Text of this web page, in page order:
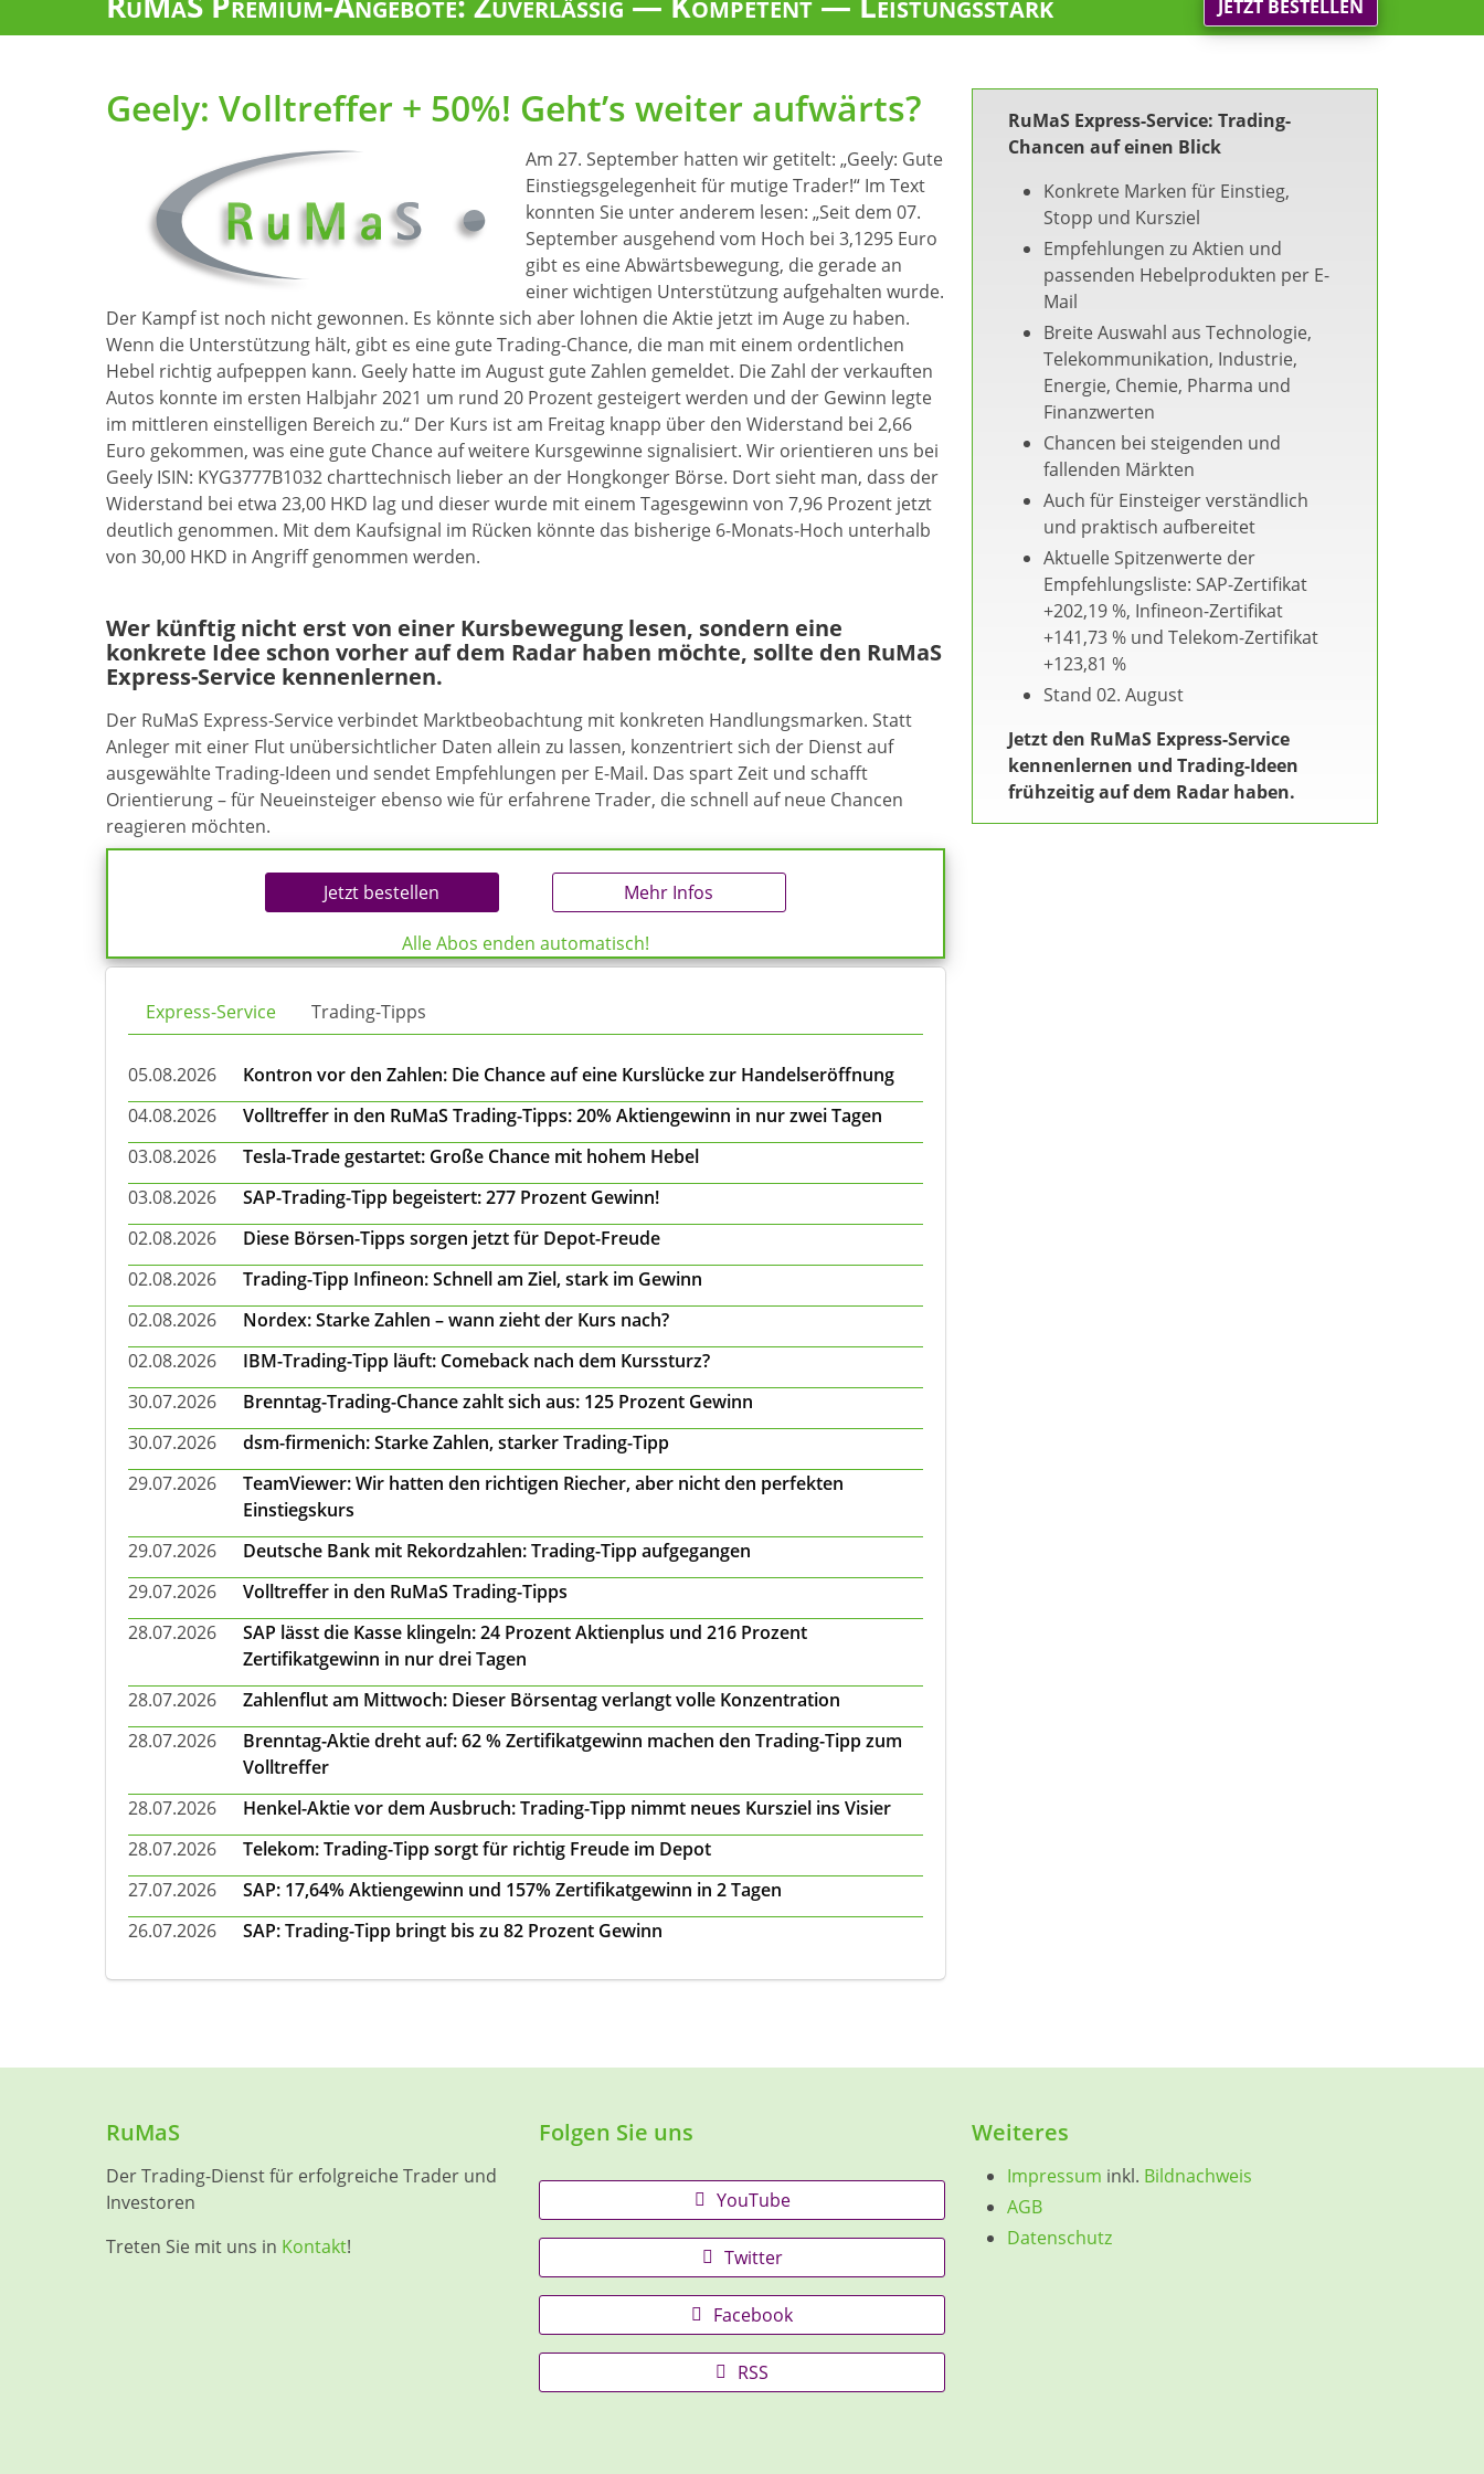
JETZT BESTELLEN
Geely: Volltreffer + 50%! Geht’s weiter aufwärts?
Am 27. September hatten wir getitelt: „Geely: Gute
Einstiegsgelegenheit für mutige Trader!“ Im Text
konnten Sie unter anderem lesen: „Seit dem 07.
September ausgehend vom Hoch bei 3,1295 Euro
gibt es eine Abwärtsbewegung, die gerade an
einer wichtigen Unterstützung aufgehalten wurde.
Der Kampf ist noch nicht gewonnen. Es könnte sich aber lohnen die Aktie jetzt im Auge zu haben.
Wenn die Unterstützung hält, gibt es eine gute Trading-Chance, die man mit einem ordentlichen
Hebel richtig aufpeppen kann. Geely hatte im August gute Zahlen gemeldet. Die Zahl der verkauften
Autos konnte im ersten Halbjahr 2021 um rund 20 Prozent gesteigert werden und der Gewinn legte
im mittleren einstelligen Bereich zu.“ Der Kurs ist am Freitag knapp über den Widerstand bei 2,66
Euro gekommen, was eine gute Chance auf weitere Kursgewinne signalisiert. Wir orientieren uns bei
Geely ISIN: KYG3777B1032 charttechnisch lieber an der Hongkonger Börse. Dort sieht man, dass der
Widerstand bei etwa 23,00 HKD lag und dieser wurde mit einem Tagesgewinn von 7,96 Prozent jetzt
deutlich genommen. Mit dem Kaufsignal im Rücken könnte das bisherige 6-Monats-Hoch unterhalb
von 30,00 HKD in Angriff genommen werden.
Wer künftig nicht erst von einer Kursbewegung lesen, sondern eine
konkrete Idee schon vorher auf dem Radar haben möchte, sollte den RuMaS
Express-Service kennenlernen.
Der RuMaS Express-Service verbindet Marktbeobachtung mit konkreten Handlungsmarken. Statt
Anleger mit einer Flut unübersichtlicher Daten allein zu lassen, konzentriert sich der Dienst auf
ausgewählte Trading-Ideen und sendet Empfehlungen per E-Mail. Das spart Zeit und schafft
Orientierung – für Neueinsteiger ebenso wie für erfahrene Trader, die schnell auf neue Chancen
reagieren möchten.
Jetzt bestellen Mehr Infos
Alle Abos enden automatisch!
Express-Service Trading-Tipps
05.08.2026
Kontron vor den Zahlen: Die Chance auf eine Kurslücke zur Handelseröffnung
04.08.2026
Volltreffer in den RuMaS Trading-Tipps: 20% Aktiengewinn in nur zwei Tagen
03.08.2026
Tesla-Trade gestartet: Große Chance mit hohem Hebel
03.08.2026
SAP-Trading-Tipp begeistert: 277 Prozent Gewinn!
02.08.2026
Diese Börsen-Tipps sorgen jetzt für Depot-Freude
02.08.2026
Trading-Tipp Infineon: Schnell am Ziel, stark im Gewinn
02.08.2026
Nordex: Starke Zahlen – wann zieht der Kurs nach?
02.08.2026
IBM-Trading-Tipp läuft: Comeback nach dem Kurssturz?
30.07.2026
Brenntag-Trading-Chance zahlt sich aus: 125 Prozent Gewinn
30.07.2026
dsm-firmenich: Starke Zahlen, starker Trading-Tipp
29.07.2026
TeamViewer: Wir hatten den richtigen Riecher, aber nicht den perfekten
Einstiegskurs
29.07.2026
Deutsche Bank mit Rekordzahlen: Trading-Tipp aufgegangen
29.07.2026
Volltreffer in den RuMaS Trading-Tipps
28.07.2026
SAP lässt die Kasse klingeln: 24 Prozent Aktienplus und 216 Prozent
Zertifikatgewinn in nur drei Tagen
28.07.2026
Zahlenflut am Mittwoch: Dieser Börsentag verlangt volle Konzentration
28.07.2026
Brenntag-Aktie dreht auf: 62 % Zertifikatgewinn machen den Trading-Tipp zum
Volltreffer
28.07.2026
Henkel-Aktie vor dem Ausbruch: Trading-Tipp nimmt neues Kursziel ins Visier
28.07.2026
Telekom: Trading-Tipp sorgt für richtig Freude im Depot
27.07.2026
SAP: 17,64% Aktiengewinn und 157% Zertifikatgewinn in 2 Tagen
26.07.2026
SAP: Trading-Tipp bringt bis zu 82 Prozent Gewinn
RuMaS Express-Service: Trading-
Chancen auf einen Blick
Konkrete Marken für Einstieg,
Stopp und Kursziel
Empfehlungen zu Aktien und
passenden Hebelprodukten per E-
Mail
Breite Auswahl aus Technologie,
Telekommunikation, Industrie,
Energie, Chemie, Pharma und
Finanzwerten
Chancen bei steigenden und
fallenden Märkten
Auch für Einsteiger verständlich
und praktisch aufbereitet
Aktuelle Spitzenwerte der
Empfehlungsliste: SAP-Zertifikat
+202,19 %, Infineon-Zertifikat
+141,73 % und Telekom-Zertifikat
+123,81 %
Stand 02. August
Jetzt den RuMaS Express-Service
kennenlernen und Trading-Ideen
frühzeitig auf dem Radar haben.
RuMaS
Der Trading-Dienst für erfolgreiche Trader und
Investoren
Treten Sie mit uns in Kontakt!
Folgen Sie uns
YouTube
Twitter
Facebook
RSS
Weiteres
Impressum inkl. Bildnachweis
AGB
Datenschutz